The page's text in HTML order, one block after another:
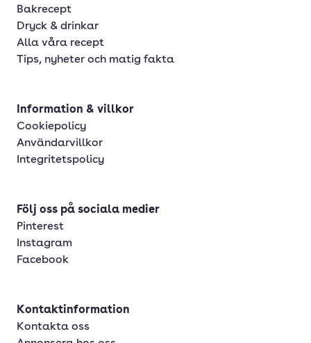
Bakrecept
Dryck & drinkar
Alla våra recept
Tips, nyheter och matig fakta
Information & villkor
Cookiepolicy
Användarvillkor
Integritetspolicy
Följ oss på sociala medier
Pinterest
Instagram
Facebook
Kontaktinformation
Kontakta oss